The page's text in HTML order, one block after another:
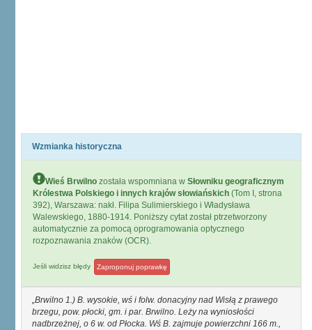
Wzmianka historyczna
Wieś Brwilno została wspomniana w Słowniku geograficznym
Królestwa Polskiego i innych krajów słowiańskich (Tom I, strona
392), Warszawa: nakł. Filipa Sulimierskiego i Władysława
Walewskiego, 1880-1914. Poniższy cytat został ptrzetworzony
automatycznie za pomocą oprogramowania optycznego
rozpoznawania znaków (OCR).
Jeśli widzisz błędy Zaproponuj poprawkę
Brwilno 1.) B. wysokie, wś i folw. donacyjny nad Wisłą z prawego
brzegu, pow. płocki, gm. i par. Brwilno. Leży na wyniosłości
nadbrzeżnej, o 6 w. od Płocka. Wś B. zajmuje powierzchni 166 m.,